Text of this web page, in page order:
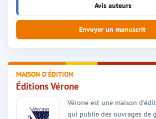
MAISON D'ÉDITION
Éditions Vérone
Vérone est une maison
qui publie des ouvrages de
Avis auteurs
Envoyer un manuscrit